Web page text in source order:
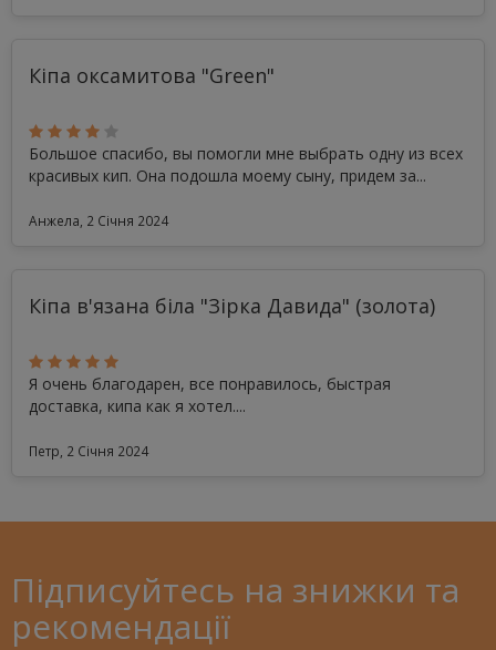
Кіпа оксамитова "Green"
Большое спасибо, вы помогли мне выбрать одну из всех
красивых кип. Она подошла моему сыну, придем за...
Анжела, 2 Січня 2024
Кіпа в'язана біла "Зірка Давида" (золота)
Я очень благодарен, все понравилось, быстрая
доставка, кипа как я хотел....
Петр, 2 Січня 2024
Підписуйтесь на знижки та
рекомендації